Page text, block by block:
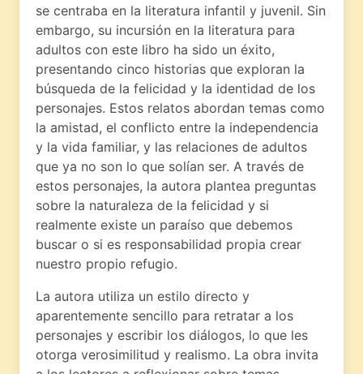
se centraba en la literatura infantil y juvenil. Sin
embargo, su incursión en la literatura para
adultos con este libro ha sido un éxito,
presentando cinco historias que exploran la
búsqueda de la felicidad y la identidad de los
personajes. Estos relatos abordan temas como
la amistad, el conflicto entre la independencia
y la vida familiar, y las relaciones de adultos
que ya no son lo que solían ser. A través de
estos personajes, la autora plantea preguntas
sobre la naturaleza de la felicidad y si
realmente existe un paraíso que debemos
buscar o si es responsabilidad propia crear
nuestro propio refugio.
La autora utiliza un estilo directo y
aparentemente sencillo para retratar a los
personajes y escribir los diálogos, lo que les
otorga verosimilitud y realismo. La obra invita